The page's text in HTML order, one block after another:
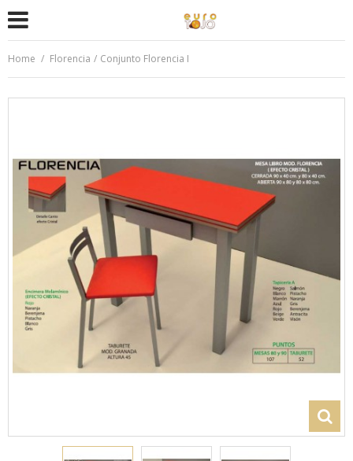
Home / Florencia / Conjunto Florencia I